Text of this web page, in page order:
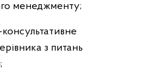
менеджменту;
з питань